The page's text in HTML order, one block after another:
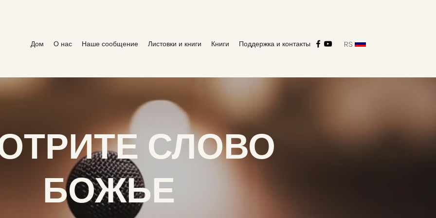
Дом О нас Наше сообщение Листовки и книги Книги Поддержка и контакты RS
СЛОВО
БОЖЬЕ